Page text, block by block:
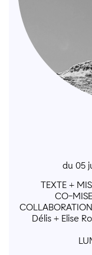
du
TEXTE +
CO-
Délis + Elise